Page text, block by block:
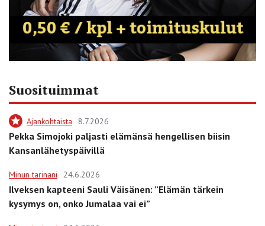
Suosituimmat
Ajankohtaista 8.7.2026
Pekka Simojoki paljasti elämänsä hengellisen biisin
Kansanlähetyspäivillä
Minun tarinani 24.6.2026
Ilveksen kapteeni Sauli Väisänen: ”Elämän tärkein
kysymys on, onko Jumalaa vai ei”